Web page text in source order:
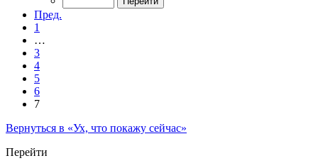
Пред.
1
…
3
4
5
6
7
Вернуться в «Ух, что покажу сейчас»
Перейти